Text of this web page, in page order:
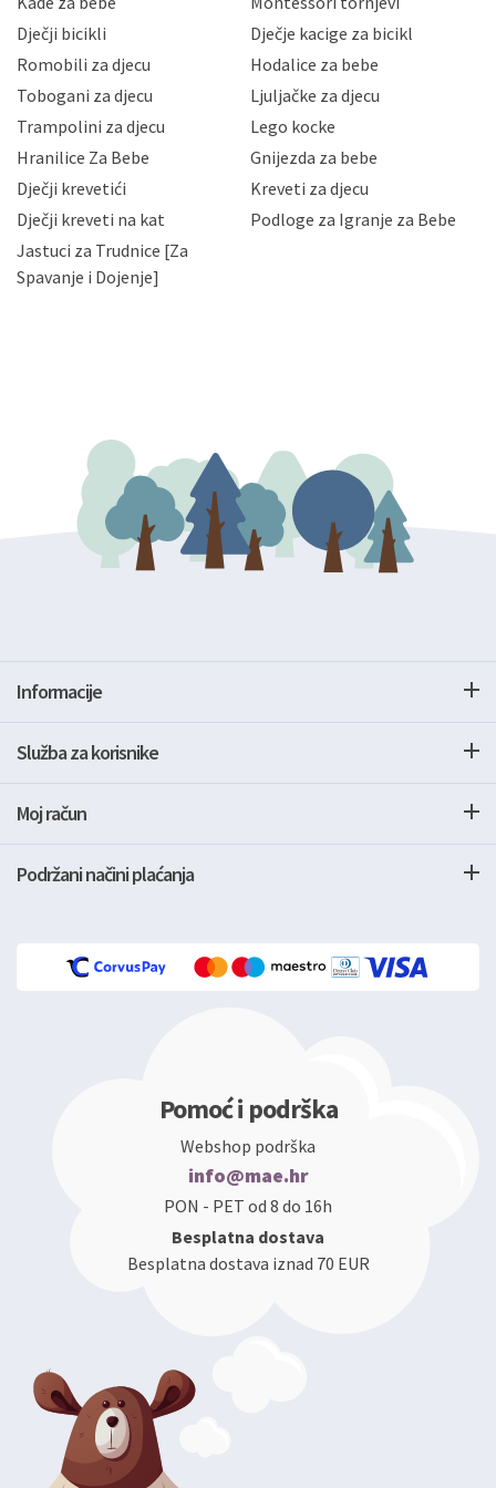
neovlaštenog pristupa, zlouporabe, otkrivanja,
gubitka ili uništenja. Mae.hr štiti privatnost svojih
korisnika i posjetitelja web stranica, čuva povjerljivost
Vaših osobnih podataka te omogućava pristup i
priopćavanje osobnih podataka samo onim svojim
zaposlenicima kojima su isti potrebni radi provedbe
slučajevima koji su dozvoljeni zakonima. Napominjemo
da možete u svako doba, u potpunosti ili djelomice,
zatražiti prestanak aktivnosti obrade Vaših osobnih
podataka. Opoziv privole možete podnijeti poštom na
gore navedenu adresu ili e-mailom na adresu:
Dječji bicikli
Dječje kacige za bicikl
Romobili za djecu
Hodalice za bebe
Tobogani za djecu
Ljuljačke za djecu
Trampolini za djecu
Lego kocke
Hranilice Za Bebe
Gnijezda za bebe
Dječji krevetići
Kreveti za djecu
Dječji kreveti na kat
Podloge za Igranje za Bebe
Jastuci za Trudnice [Za
Spavanje i Dojenje]
Informacije
Služba za korisnike
Moj račun
Podržani načini plaćanja
Pomoć i podrška
Webshop podrška
info@mae.hr
PON - PET od 8 do 16h
Besplatna dostava
Besplatna dostava iznad 70 EUR